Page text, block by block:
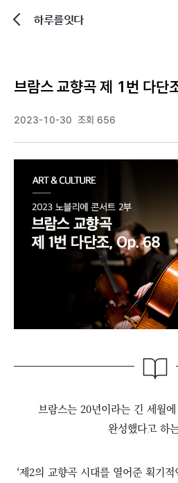
하루를잇다
브람스 교향곡 제 1번 다단
2023-10-30 조회 656
브람스는 20년이라는 긴 세월
완성했다고 하
‘제2의 교향곡 시대를 열어준 획기